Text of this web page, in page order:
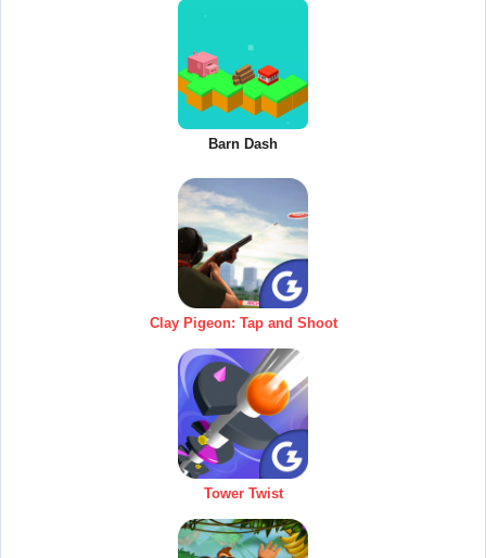
Barn Dash
Clay Pigeon: Tap and Shoot
Tower Twist